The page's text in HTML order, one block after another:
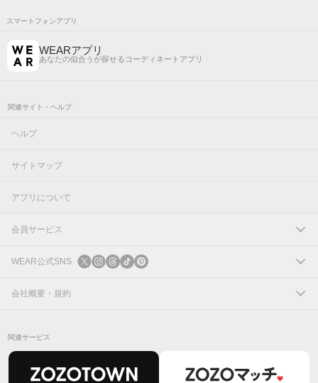
スマートフォンアプリ
WEARアプリ
あなたの似合うが探せるコーディネートアプリ
関連サイト・ヘルプ
ヘルプ
サイトマップ
アプリについて
会員サービス
ログイン
新規会員登録
WEAR公式SNS
X
会社概要・規約
関連サービス